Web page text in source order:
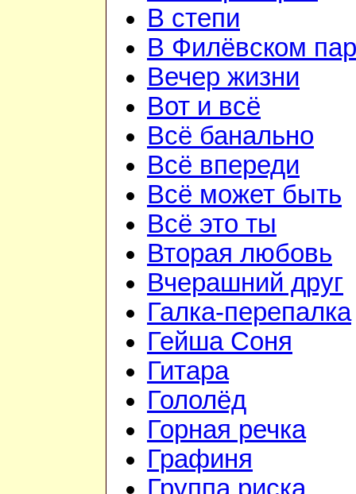
В степи
В Филёвском
Вечер жизни
Вот и всё
Всё банально
Всё впереди
Всё может быть
Всё это ты
Вторая любовь
Вчерашний друг
Галка-перепалка
Гейша Соня
Гитара
Гололёд
Горная речка
Графиня